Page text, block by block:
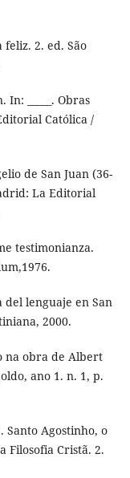
feliz. 2. ed. São
_____. Obras
Católica /
de San Juan (36-
La Editorial
testimonianza.
del lenguaje en San
2000.
na obra de Albert
ano 1. n. 1, p.
Santo Agostinho, o
Filosofia Cristã. 2.